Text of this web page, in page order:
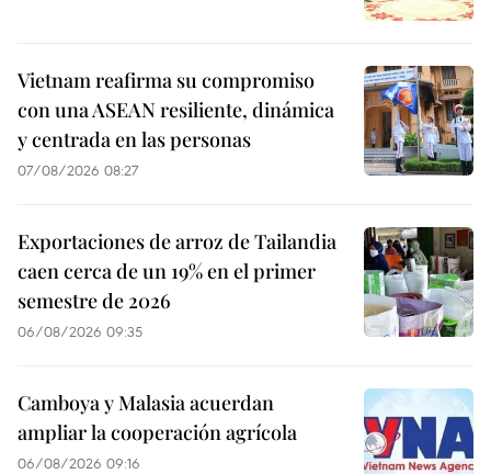
Vietnam reafirma su compromiso
con una ASEAN resiliente, dinámica
y centrada en las personas
07/08/2026 08:27
Exportaciones de arroz de Tailandia
caen cerca de un 19% en el primer
semestre de 2026
06/08/2026 09:35
Camboya y Malasia acuerdan
ampliar la cooperación agrícola
06/08/2026 09:16